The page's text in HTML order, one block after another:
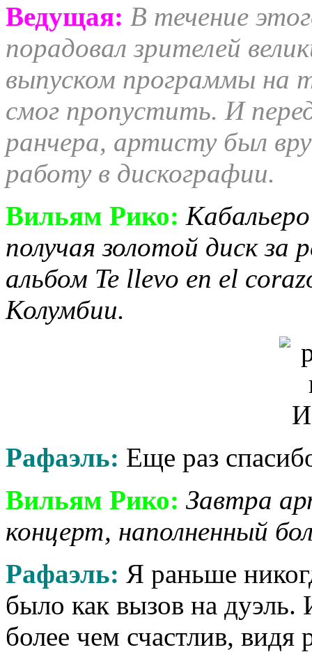
Ведущая: В течение
порадовал зрителей
выпуском программы на
смог пропустить. И
ранчера, артисту был
работу в дискографии.
Вильям Рико:
получая золотой диск
альбом Te llevo en el
Колумбии.
Рафаэль: Еще раз
Вильям Рико: Завтра
концерт, наполненный
Рафаэль: Я раньше
было как вызов на дуэль.
более чем счастлив, видя